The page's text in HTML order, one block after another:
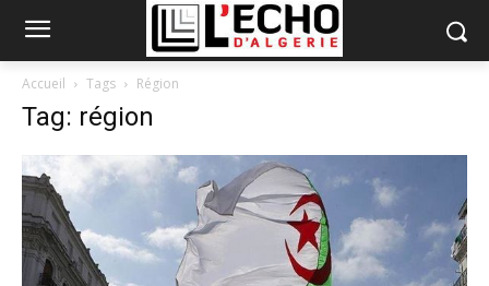
Accueil Tags Région
Tag: région